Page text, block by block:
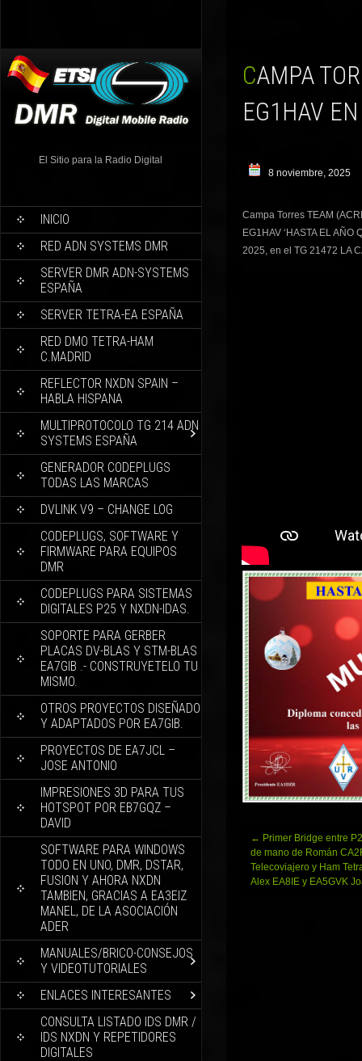
El Sitio para la Radio Digital
INICIO
RED ADN SYSTEMS DMR
SERVER DMR ADN-SYSTEMS
ESPAÑA
SERVER TETRA-EA ESPAÑA
RED DMO TETRA-HAM
C.MADRID
REFLECTOR NXDN SPAIN –
HABLA HISPANA
MULTIPROTOCOLO TG 214 ADN
SYSTEMS ESPAÑA
GENERADOR CODEPLUGS
TODAS LAS MARCAS
DVLINK V9 – CHANGE LOG
CODEPLUGS, SOFTWARE Y
FIRMWARE PARA EQUIPOS
DMR
CODEPLUGS PARA SISTEMAS
DIGITALES P25 Y NXDN-IDAS.
SOPORTE PARA GERBER
PLACAS DV-BLAS Y STM-BLAS
EA7GIB .- CONSTRUYETELO TU
MISMO.
OTROS PROYECTOS DISEÑADO
Y ADAPTADOS POR EA7GIB.
PROYECTOS DE EA7JCL –
JOSE ANTONIO
IMPRESIONES 3D PARA TUS
HOTSPOT POR EB7GQZ –
DAVID
SOFTWARE PARA WINDOWS
TODO EN UNO, DMR, DSTAR,
FUSION Y AHORA NXDN
TAMBIEN, GRACIAS A EA3EIZ
MANEL, DE LA ASOCIACIÓN
ADER
MANUALES/BRICO-CONSEJOS
Y VIDEOTUTORIALES
ENLACES INTERESANTES
CONSULTA LISTADO IDS DMR /
IDS NXDN Y REPETIDORES
DIGITALES
CAMPA TORRES TEAM (ACRLC) ORGANIZA ACTIVACION
EG1HAV
8 noviembre, 2025
Campa Torres TEAM
EG1HAV ‘HASTA EL
2025, en el TG 21472 LA
Navegación
de
entradas
← Primer Bridge entre
de mano de Román
Telecoviajero y Ham
Alex EA8IE y EA5GVK